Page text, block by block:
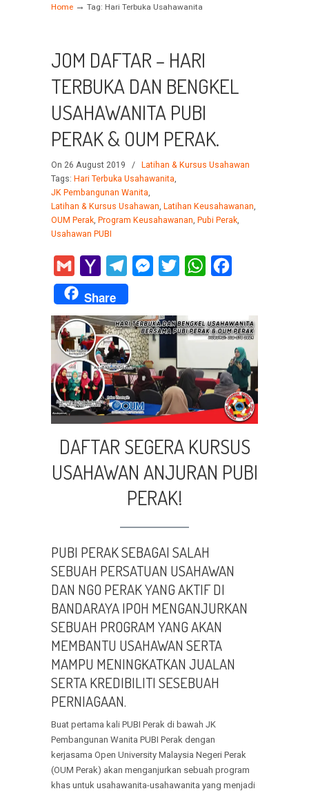
Home → Tag: Hari Terbuka Usahawanita
JOM DAFTAR – HARI
TERBUKA DAN BENGKEL
USAHAWANITA PUBI
PERAK & OUM PERAK.
On 26 August 2019 /
Latihan & Kursus Usahawan
Tags: Hari Terbuka Usahawanita,
JK Pembangunan Wanita,
Latihan & Kursus Usahawan, Latihan Keusahawanan,
OUM Perak, Program Keusahawanan, Pubi Perak,
Usahawan PUBI
Gmail
Yahoo
Mail
TelegramMessenger
Twitter WhatsApp
Share
DAFTAR SEGERA KURSUS
USAHAWAN ANJURAN PUBI
PERAK!
PUBI PERAK SEBAGAI SALAH
SEBUAH PERSATUAN USAHAWAN
DAN NGO PERAK YANG AKTIF DI
BANDARAYA IPOH MENGANJURKAN
SEBUAH PROGRAM YANG AKAN
MEMBANTU USAHAWAN SERTA
MAMPU MENINGKATKAN JUALAN
SERTA KREDIBILITI SESEBUAH
PERNIAGAAN.
Buat pertama kali PUBI Perak di bawah JK
Pembangunan Wanita PUBI Perak dengan
kerjasama Open University Malaysia Negeri Perak
(OUM Perak) akan menganjurkan sebuah program
khas untuk usahawanita-usahawanita yang menjadi